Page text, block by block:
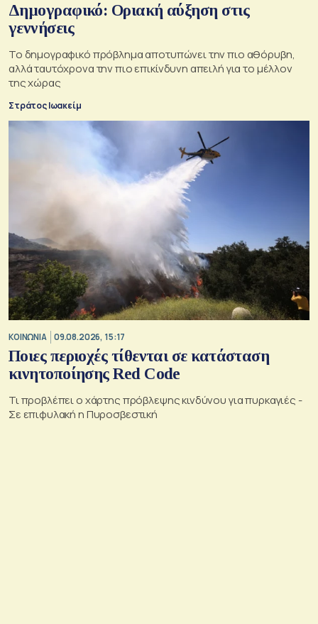
Δημογραφικό: Οριακή αύξηση στις
γεννήσεις
Το δημογραφικό πρόβλημα αποτυπώνει την πιο αθόρυβη,
αλλά ταυτόχρονα την πιο επικίνδυνη απειλή για το μέλλον
της χώρας
Στράτος Ιωακείμ
ΚΟΙΝΩΝΙΑ 09.08.2026, 15:17
Ποιες περιοχές τίθενται σε κατάσταση
κινητοποίησης Red Code
Τι προβλέπει ο χάρτης πρόβλεψης κινδύνου για πυρκαγιές -
Σε επιφυλακή η Πυροσβεστική